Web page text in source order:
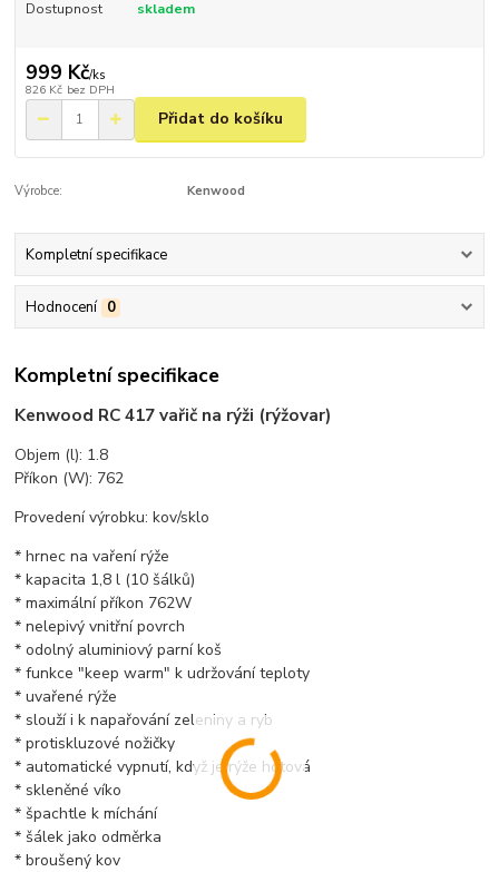
Dostupnost skladem
999 Kč/ks
826 Kč bez DPH
Přidat do košíku
Výrobce: Kenwood
Kompletní specifikace
Hodnocení 0
Kompletní specifikace
Kenwood RC 417 vařič na rýži (rýžovar)
Objem (l): 1.8
Příkon (W): 762
Provedení výrobku: kov/sklo
* hrnec na vaření rýže
* kapacita 1,8 l (10 šálků)
* maximální příkon 762W
* nelepivý vnitřní povrch
* odolný aluminiový parní koš
* funkce "keep warm" k udržování teploty
* uvařené rýže
* slouží i k napařování zeleniny a ryb
* protiskluzové nožičky
* automatické vypnutí, když je rýže hotová
* skleněné víko
* špachtle k míchání
* šálek jako odměrka
* broušený kov